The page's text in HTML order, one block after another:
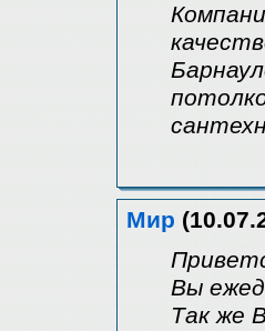
Мир
Вы
Так же